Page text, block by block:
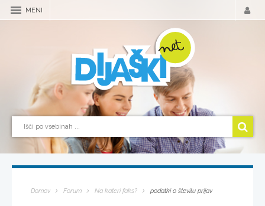
MENI
Domov Forum Na kateri faks? podatki o številu prijav